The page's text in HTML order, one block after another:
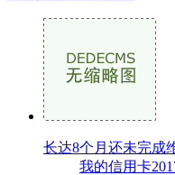
长达8个月还未完成
我的信用卡